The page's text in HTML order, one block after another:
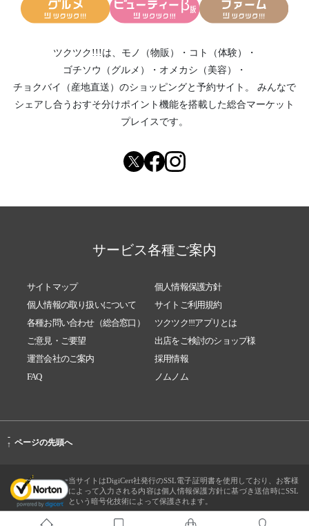
ツクツク!!!は、 モノ（物販） ・ コト（体験）
・
ゴチソウ（グルメ）
・ オメカシ（美容）
・
チョクバイ（産地直送） のショッピングと予約サイト。
みんなで
シェアし合う おすそ分けポイント機能を搭載した総合マーケット
プレイスです。
サービス各種ご案内
サイトマップ
個人情報保護方針
個人情報の取り扱いについて
サイトご利用規約
各種お問い合わせ（総合窓口）
ツクツク!!!アプリとは
ご意見・ご要望
出店をご検討のショップ様
運営会社のご案内
採用情報
FAQ
ノムノム
-
↑ ページの先頭へ
当サイトはDigiCert社発行のSSL電子証明書を使用しており、お客様
によって入力される内容は個人情報保護方針に基づき送信時にSSL
という暗号化技術によって保護されます。